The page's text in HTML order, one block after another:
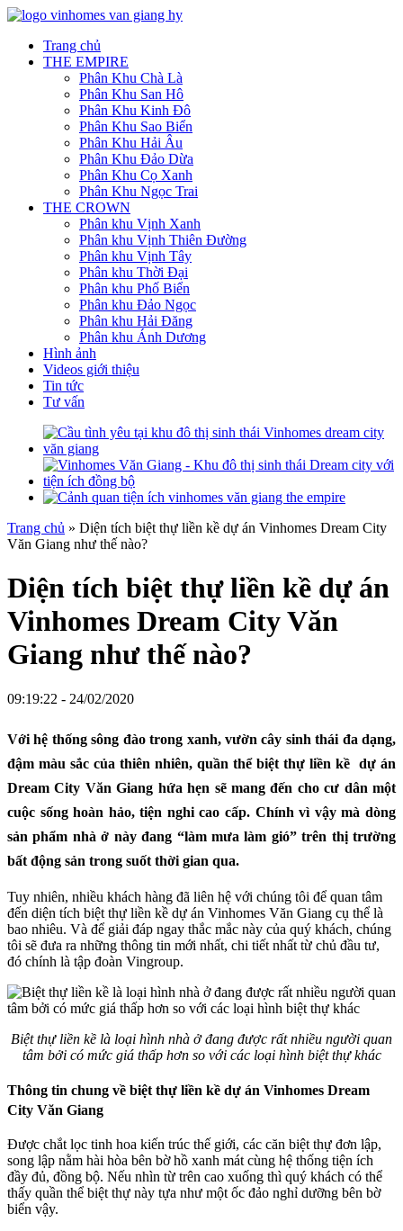
Trang chủ
THE EMPIRE
Phân Khu Chà Là
Phân Khu San Hô
Phân Khu Kinh Đô
Phân Khu Sao Biển
Phân Khu Hải Âu
Phân Khu Đảo Dừa
Phân Khu Cọ Xanh
Phân Khu Ngọc Trai
THE CROWN
Phân khu Vịnh Xanh
Phân khu Vịnh Thiên Đường
Phân khu Vịnh Tây
Phân khu Thời Đại
Phân khu Phố Biển
Phân khu Đảo Ngọc
Phân khu Hải Đăng
Phân khu Ánh Dương
Hình ảnh
Videos giới thiệu
Tin tức
Tư vấn
Trang chủ » Diện tích biệt thự liền kề dự án Vinhomes Dream City
Văn Giang như thế nào?
Diện tích biệt thự liền kề dự án
Vinhomes Dream City Văn
Giang như thế nào?
09:19:22 - 24/02/2020
Với hệ thống sông đào trong xanh, vườn cây sinh thái đa dạng,
đậm màu sắc của thiên nhiên, quần thể biệt thự liền kề dự án
Dream City Văn Giang hứa hẹn sẽ mang đến cho cư dân một
cuộc sống hoàn hảo, tiện nghi cao cấp. Chính vì vậy mà dòng
sản phẩm nhà ở này đang “làm mưa làm gió” trên thị trường
bất động sản trong suốt thời gian qua.
Tuy nhiên, nhiều khách hàng đã liên hệ với chúng tôi để quan tâm
đến diện tích biệt thự liền kề dự án Vinhomes Văn Giang cụ thể là
bao nhiêu. Và để giải đáp ngay thắc mắc này của quý khách, chúng
tôi sẽ đưa ra những thông tin mới nhất, chi tiết nhất từ chủ đầu tư,
đó chính là tập đoàn Vingroup.
Biệt thự liền kề là loại hình nhà ở đang được rất nhiều người quan
tâm bởi có mức giá thấp hơn so với các loại hình biệt thự khác
Thông tin chung về biệt thự liền kề dự án Vinhomes Dream
City Văn Giang
Được chắt lọc tinh hoa kiến trúc thế giới, các căn biệt thự đơn lập,
song lập nằm hài hòa bên bờ hồ xanh mát cùng hệ thống tiện ích
đầy đủ, đồng bộ. Nếu nhìn từ trên cao xuống thì quý khách có thể
thấy quần thể biệt thự này tựa như một ốc đảo nghỉ dưỡng bên bờ
biển vậy.